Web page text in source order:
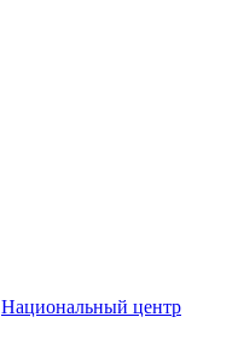
Национальный центр